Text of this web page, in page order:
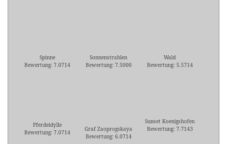
Spinne
Bewertung: 7.0714
Sonnenstrahlen
Bewertung: 7.5000
Wald
Bewertung: 5.5714
Pferdeidylle
Bewertung: 7.0714
Graf Zaoprogskaya
Bewertung: 6.0714
Sunset Koenigshofen
Bewertung: 7.7143